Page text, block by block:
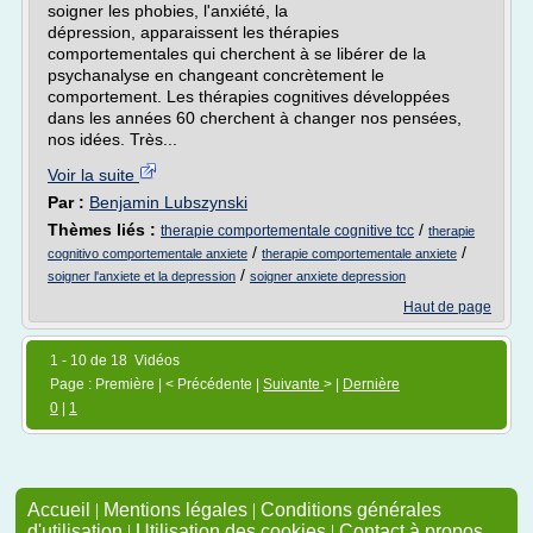
soigner les phobies, l'anxiété, la
dépression, apparaissent les thérapies
comportementales qui cherchent à se libérer de la
psychanalyse en changeant concrètement le
comportement. Les thérapies cognitives développées
dans les années 60 cherchent à changer nos pensées,
nos idées. Très...
Voir la suite
Par : Benjamin Lubszynski
Thèmes liés : therapie comportementale cognitive tcc / therapie
cognitivo comportementale anxiete / therapie comportementale anxiete /
soigner l'anxiete et la depression / soigner anxiete depression
Haut de page
1 - 10 de 18 Vidéos
Page : Première | < Précédente | Suivante > |
Dernière
0
1
Accueil | Mentions légales | Conditions générales